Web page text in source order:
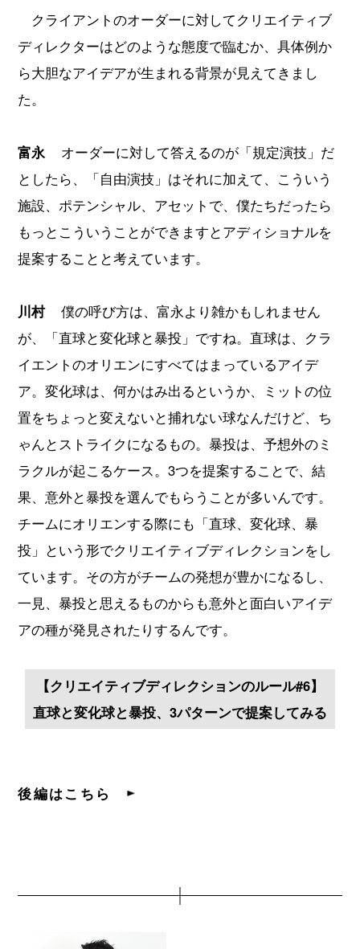
クライアントのオーダーに対してクリエイティブ
ディレクターはどのような態度で臨むか、具体例か
ら大胆なアイデアが生まれる背景が見えてきまし
た。
富永
オーダーに対して答えるのが「規定演技」だ
としたら、「自由演技」はそれに加えて、こういう
施設、ポテンシャル、アセットで、僕たちだったら
もっとこういうことができますとアディショナルを
提案することと考えています。
川村
僕の呼び方は、富永より雑かもしれません
が、「直球と変化球と暴投」ですね。直球は、クラ
イエントのオリエンにすべてはまっているアイデ
ア。変化球は、何かはみ出るというか、ミットの位
置をちょっと変えないと捕れない球なんだけど、ち
ゃんとストライクになるもの。暴投は、予想外のミ
ラクルが起こるケース。3つを提案することで、結
果、意外と暴投を選んでもらうことが多いんです。
チームにオリエンする際にも「直球、変化球、暴
投」という形でクリエイティブディレクションをし
ています。その方がチームの発想が豊かになるし、
一見、暴投と思えるものからも意外と面白いアイデ
アの種が発見されたりするんです。
【クリエイティブディレクションのルール#6】
直球と変化球と暴投、3パターンで提案してみる
後編はこちら